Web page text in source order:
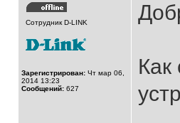
Сотрудник D-LINK
Зарегистрирован: Чт мар 06,
2014 13:23
Сообщений: 627
Как